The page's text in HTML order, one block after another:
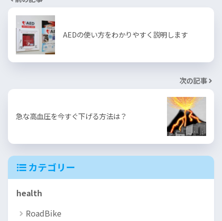
AEDの使い方をわかりやすく説明します
次の記事
急な高血圧を今すぐ下げる方法は？
カテゴリー
health
RoadBike